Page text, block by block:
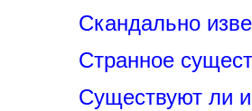
Скандально
Странное
Существуют ли